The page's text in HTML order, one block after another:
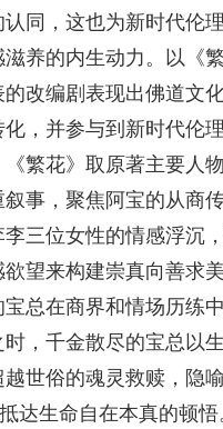
同，这也为新时代伦
养的内生动力。以《
的改编剧表现出佛道文
，并参与到新时代伦
繁花》取原著主要人
事，聚焦阿宝的从商
三位女性的情感浮沉
望来构建崇真向善求
总在商界和情场历练
，千金散尽的宝总以
世俗的魂灵救赎，隐
达生命自在本真的顿